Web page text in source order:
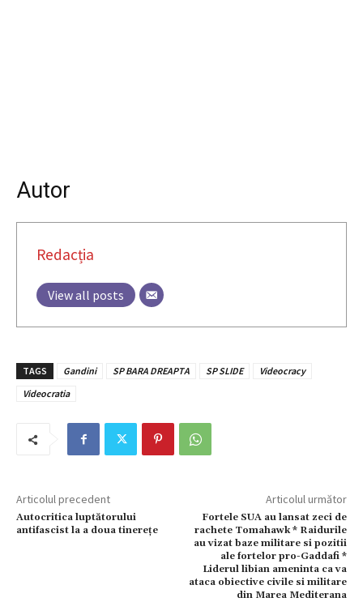
Autor
Redacția
View all posts
TAGS Gandini SP BARA DREAPTA SP SLIDE
Videocracy
Videocratia
Articolul precedent
Autocritica luptătorului
antifascist la a doua tinereţe
Articolul următor
Fortele SUA au lansat zeci de
rachete Tomahawk * Raidurile
au vizat baze militare si pozitii
ale fortelor pro-Gaddafi *
Liderul libian ameninta ca va
ataca obiective civile si militare
din Marea Mediterana